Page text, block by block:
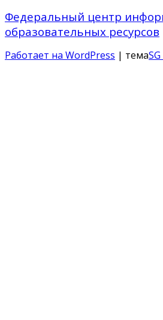
Федеральный центр
образовательных ресурсов
Работает на WordPress | тема